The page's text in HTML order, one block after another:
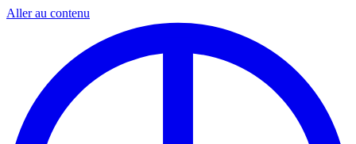
Aller au contenu